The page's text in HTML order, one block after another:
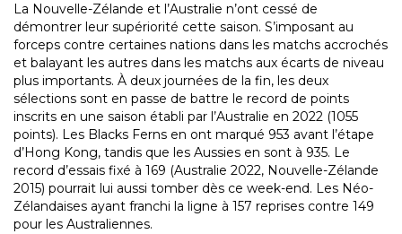
La Nouvelle-Zélande et l’Australie n’ont cessé de
démontrer leur supériorité cette saison. S’imposant au
forceps contre certaines nations dans les matchs accrochés
et balayant les autres dans les matchs aux écarts de niveau
plus importants. À deux journées de la fin, les deux
sélections sont en passe de battre le record de points
inscrits en une saison établi par l’Australie en 2022 (1055
points). Les Blacks Ferns en ont marqué 953 avant l’étape
d’Hong Kong, tandis que les Aussies en sont à 935. Le
record d’essais fixé à 169 (Australie 2022, Nouvelle-Zélande
2015) pourrait lui aussi tomber dès ce week-end. Les Néo-
Zélandaises ayant franchi la ligne à 157 reprises contre 149
pour les Australiennes.